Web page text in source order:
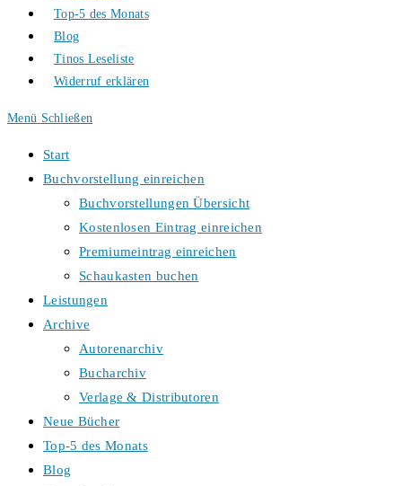
Top-5 des Monats
Blog
Tinos Leseliste
Widerruf erklären
Menü Schließen
Start
Buchvorstellung einreichen
Buchvorstellungen Übersicht
Kostenlosen Eintrag einreichen
Premiumeintrag einreichen
Schaukasten buchen
Leistungen
Archive
Autorenarchiv
Bucharchiv
Verlage & Distributoren
Neue Bücher
Top-5 des Monats
Blog